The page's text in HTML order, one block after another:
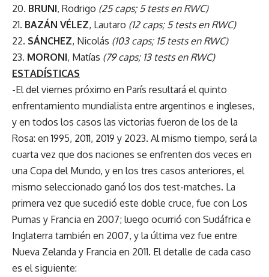
20. BRUNI, Rodrigo (25 caps; 5 tests en RWC)
21. BAZÁN VÉLEZ, Lautaro (12 caps; 5 tests en RWC)
22. SÁNCHEZ, Nicolás (103 caps; 15 tests en RWC)
23. MORONI, Matías (79 caps; 13 tests en RWC)
ESTADÍSTICAS
-El del viernes próximo en París resultará el quinto
enfrentamiento mundialista entre argentinos e ingleses,
y en todos los casos las victorias fueron de los de la
Rosa: en 1995, 2011, 2019 y 2023. Al mismo tiempo, será la
cuarta vez que dos naciones se enfrenten dos veces en
una Copa del Mundo, y en los tres casos anteriores, el
mismo seleccionado ganó los dos test-matches. La
primera vez que sucedió este doble cruce, fue con Los
Pumas y Francia en 2007; luego ocurrió con Sudáfrica e
Inglaterra también en 2007, y la última vez fue entre
Nueva Zelanda y Francia en 2011. El detalle de cada caso
es el siguiente: